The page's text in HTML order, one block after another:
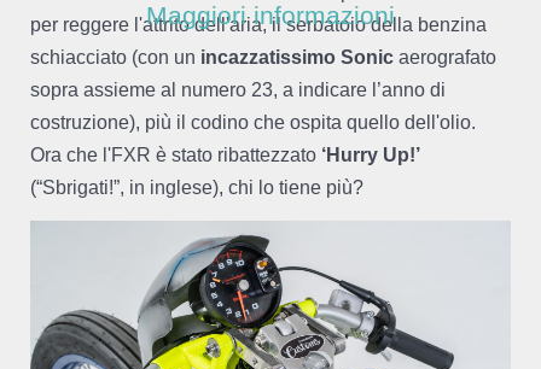
per reggere l'attrito dell'aria, il serbatoio della benzina
schiacciato (con un incazzatissimo Sonic aerografato
sopra assieme al numero 23, a indicare l’anno di
costruzione), più il codino che ospita quello dell'olio.
Ora che l'FXR è stato ribattezzato ‘Hurry Up!’
(“Sbrigati!”, in inglese), chi lo tiene più?
Maggiori informazioni